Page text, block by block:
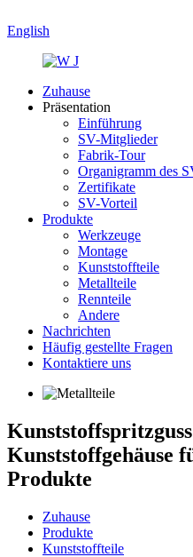
English
Zuhause
Präsentation
Einführung
SV-Mitglieder
Fabrik-Tour
Organigramm des
Zertifikate
SV-Vorteil
Produkte
Werkzeuge
Montage
Kunststoffteile
Metallteile
Rennteile
Andere
Nachrichten
Häufig gestellte Fragen
Kontaktiere uns
Kunststoffgehäuse
Produkte
Zuhause
Produkte
Kunststoffteile